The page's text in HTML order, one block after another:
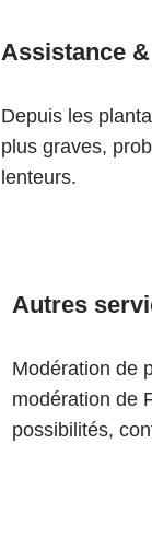
Assistance
Depuis les
plus graves,
lenteurs.
Autres
Modération de
modération de
possibilités,